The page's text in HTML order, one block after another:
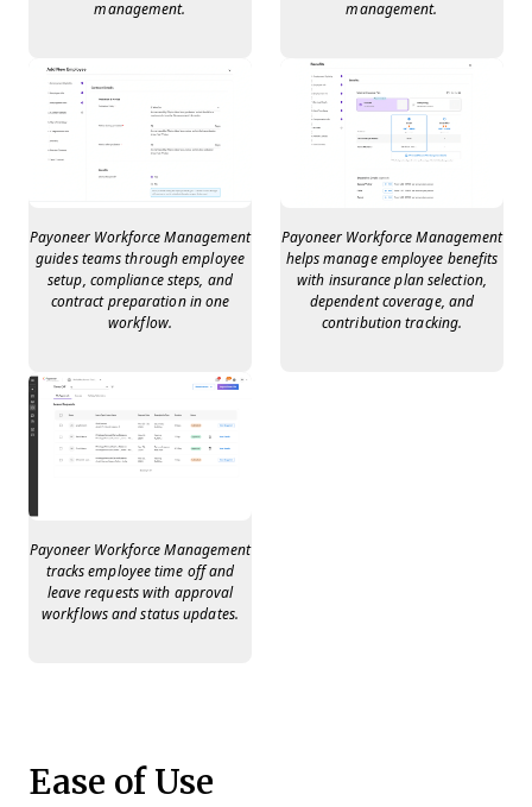
management.
management.
Payoneer Workforce Management
guides teams through employee
setup, compliance steps, and
contract preparation in one
workflow.
Payoneer Workforce Management
helps manage employee benefits
with insurance plan selection,
dependent coverage, and
contribution tracking.
Payoneer Workforce Management
tracks employee time off and
leave requests with approval
workflows and status updates.
Ease of Use